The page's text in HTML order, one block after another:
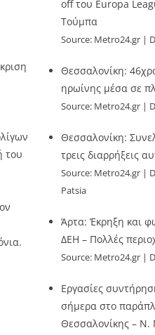
του
off του Europa
Τούμπα
Source: Metro24.gr
Θεσσαλονίκη:
ηρωίνης μέσα σε
Source: Metro24.gr
Θεσσαλονίκη:
τρεις διαρρήξεις
Source: Metro24.gr
Patsia
Άρτα: Έκρηξη και
ΔΕΗ – Πολλές
Source: Metro24.gr
Εργασίες
σήμερα στο
Θεσσαλονίκης –